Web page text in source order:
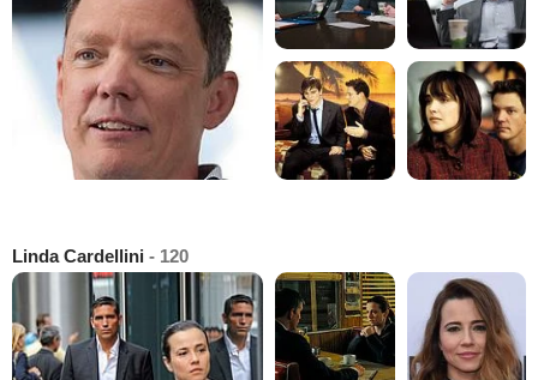
Linda Cardellini - 120